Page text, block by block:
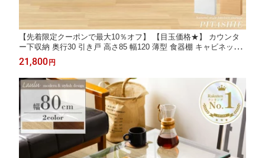
【先着限定クーポンで最大10％オフ】 【目玉価格★】 カウンタ
ー下収納 奥行30 引き戸 高さ85 幅120 薄型 食器棚 キャビネット
木製 スリム スライド扉 収納棚 ラック 棚 キッチン ナチュラル シ
ェルフ 本棚 扉付き 大容量 おしゃれ おすすめ ピタシエ pts-8512s
d Works
21,800 円